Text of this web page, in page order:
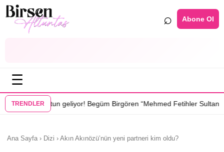
⌕ Abone Ol
☰
TRENDLER
Begüm Birgören “Mehmed Fetihler Sultanı”nda•“Karakuyu”
Ana Sayfa › Dizi › Akın Akınözü’nün yeni partneri kim oldu?